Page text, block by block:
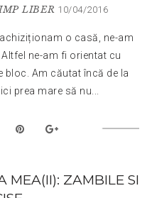
LIBER 10/04/2016
o casă, ne-am
ne-am fi orientat cu
bloc. Am căutat încă de la
prea mare să nu...
MEA(II): ZAMBILE SI